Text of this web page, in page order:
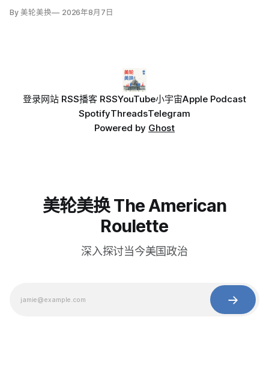
此关闭整夜；当局还调查另一不明物体，该物体在一架货机中
By 美轮美换 2026年8月7日
登录网站 RSS播客 RSSYouTube小宇宙Apple Podcast
SpotifyThreadsTelegram
Powered by Ghost
美轮美换 The American
Roulette
深入探讨当今美国政治